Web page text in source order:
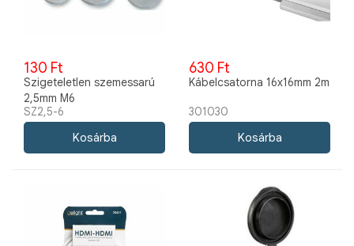
130 Ft
Szigeteletlen szemessarú
2,5mm M6
SZ2,5-6
630 Ft
Kábelcsatorna 16x16mm 2m
301030